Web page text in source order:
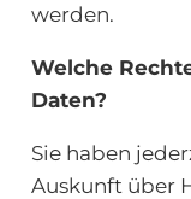
werden.
Welche
Daten?
Sie haben
Auskunft über